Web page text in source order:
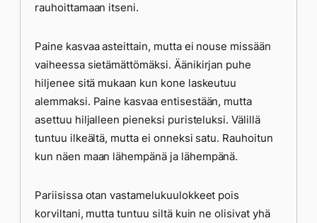
rauhoittamaan itseni.
Paine kasvaa asteittain, mutta ei nouse missään
vaiheessa sietämättömäksi. Äänikirjan puhe
hiljenee sitä mukaan kun kone laskeutuu
alemmaksi. Paine kasvaa entisestään, mutta
asettuu hiljalleen pieneksi puristeluksi. Välillä
tuntuu ilkeältä, mutta ei onneksi satu. Rauhoitun
kun näen maan lähempänä ja lähempänä.
Pariisissa otan vastamelukuulokkeet pois
korviltani, mutta tuntuu siltä kuin ne olisivat yhä